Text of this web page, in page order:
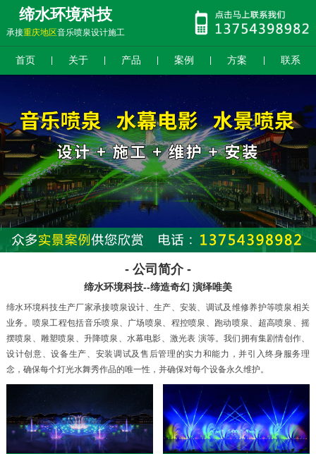
缔水环境科技
承接重庆地区音乐喷泉设计施工
首页 关于 产品 案例 方案 联系
- 公司简介 -
缔水环境科技--缔造奇幻 演绎唯美
缔水环境科技生产厂家承接喷泉设计、生产、安装、调试及维修养护等喷泉相关
业务。喷泉工程包括音乐喷泉、广场喷泉、程控喷泉、跑动喷泉、超高喷泉、摇
摆喷泉、雕塑喷泉、升降喷泉、水幕电影、激光表 演等。我们拥有集剧情创作、
设计创意、设备生产、安装调试及售后管理的实力和能力，并引入终身服务理
念，确保每个灯光水舞秀作品的唯一性，并确保对每个设备永久维护。